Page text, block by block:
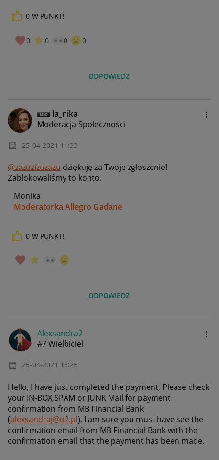
0 W PUNKT!
0 0 0 0
ODPOWIEDZ
la_nika
Moderacja Społeczności
‎25-04-2021 11:33
@zazuzizuzazu dziękuję za Twoje zgłoszenie!
Zablokowaliśmy to konto.
Monika
Moderatorka Allegro Gadane
0 W PUNKT!
ODPOWIEDZ
Alexsandra2
#7 Wielbiciel
‎25-04-2021 18:25
Hello, I have just completed the payment, Please check
your IN-BOX,SPAM or JUNK Mail for payment
confirmation from MB Financial Bank
(alexsandraj@o2.pl), I am sure you must have see the
confirmation email from MB Financial Bank with the
confirmation email that the payment has been made.